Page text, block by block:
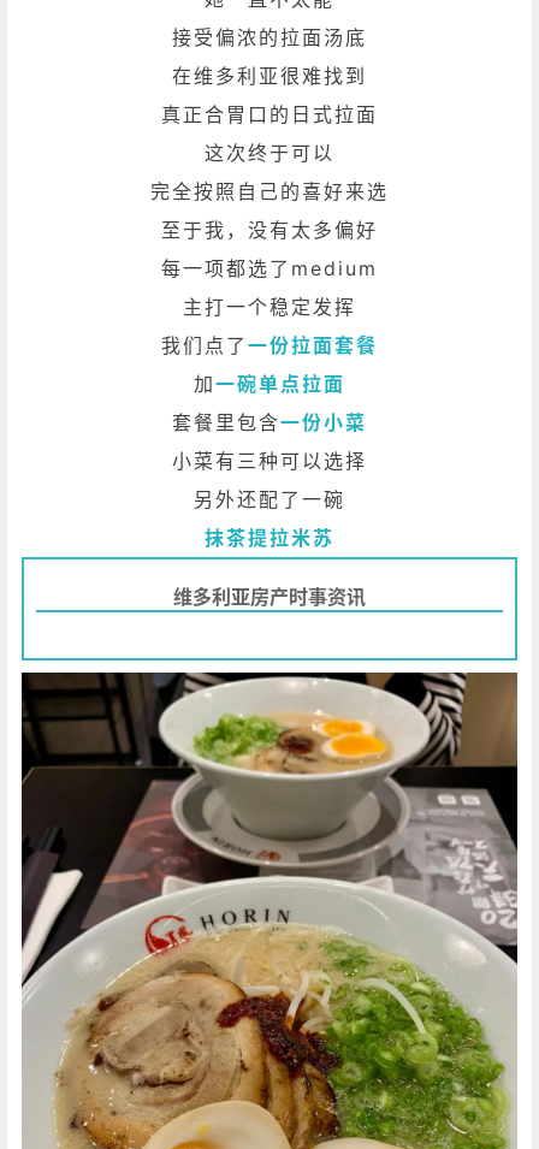
接受偏浓的拉面汤底
在维多利亚很难找到
真正合胃口的日式拉面
这次终于可以
完全按照自己的喜好来选
至于我，没有太多偏好
每一项都选了medium
主打一个稳定发挥
我们点了 一份拉面套餐
加一碗单点拉面
套餐里包含一份小菜
小菜有三种可以选择
另外还配了一碗
抹茶提拉米苏
维多利亚房产时事资讯